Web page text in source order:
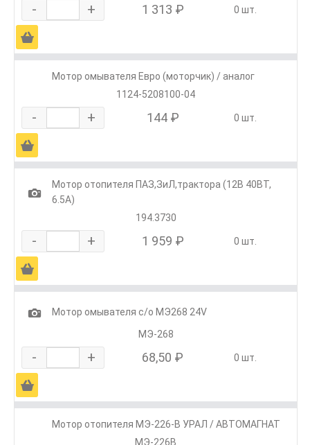
- + 1 313 ₽ 0 шт.
Ä
Мотор омывателя Евро (моторчик) / аналог
1124-5208100-04
- + 144 ₽ 0 шт.
Ä
1
Мотор отопителя ПАЗ,ЗиЛ,трактора (12В 40ВТ,
6.5А)
194.3730
- + 1 959 ₽ 0 шт.
Ä
1
Мотор омывателя с/о МЭ268 24V
МЭ-268
- + 68,50 ₽ 0 шт.
Ä
Мотор отопителя МЭ-226-В УРАЛ / АВТОМАГНАТ
МЭ-226В